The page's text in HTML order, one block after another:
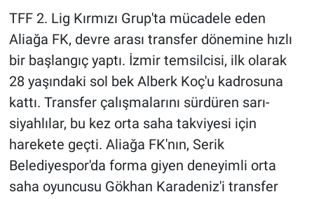
TFF 2. Lig Kırmızı Grup'ta mücadele eden
Aliağa FK, devre arası transfer dönemine hızlı
bir başlangıç yaptı. İzmir temsilcisi, ilk olarak
28 yaşındaki sol bek Alberk Koç'u kadrosuna
kattı. Transfer çalışmalarını sürdüren sarı-
siyahlılar, bu kez orta saha takviyesi için
harekete geçti. Aliağa FK'nın, Serik
Belediyespor'da forma giyen deneyimli orta
saha oyuncusu Gökhan Karadeniz'i transfer